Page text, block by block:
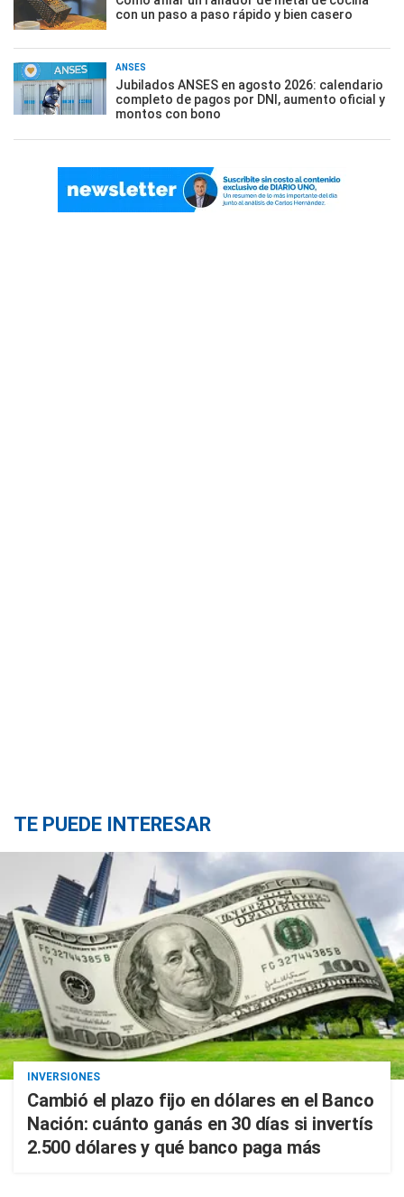
con un paso a paso rápido y bien casero
ANSES
Jubilados ANSES en agosto 2026: calendario
completo de pagos por DNI, aumento oficial y
montos con bono
TE PUEDE INTERESAR
INVERSIONES
Cambió el plazo fijo en dólares en el Banco
Nación: cuánto ganás en 30 días si invertís
2.500 dólares y qué banco paga más